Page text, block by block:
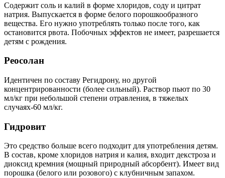
Содержит соль и калий в форме хлоридов, соду и цитрат
натрия. Выпускается в форме белого порошкообразного
вещества. Его нужно употреблять только после того, как
остановится рвота. Побочных эффектов не имеет, разрешается
детям с рождения.
Реосолан
Идентичен по составу Регидрону, но другой
концентрированности (более сильный). Раствор пьют по 30
мл/кг при небольшой степени отравления, в тяжелых
случаях-60 мл/кг.
Гидровит
Это средство больше всего подходит для употребления детям.
В состав, кроме хлоридов натрия и калия, входит декстроза и
диоксид кремния (мощный природный абсорбент). Имеет вид
порошка (белого или розового) с клубничным запахом.